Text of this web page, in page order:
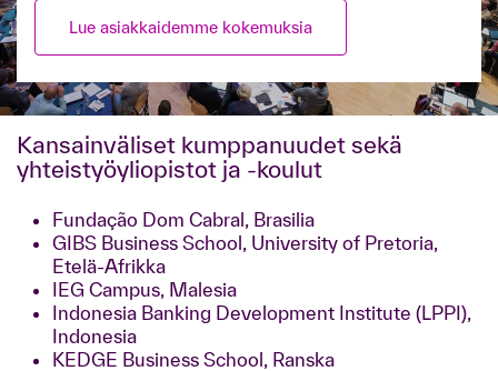
Lue asiakkaidemme kokemuksia
Kansainväliset kumppanuudet sekä
yhteistyöyliopistot ja -koulut
Fundação Dom Cabral, Brasilia
GIBS Business School, University of Pretoria,
Etelä-Afrikka
IEG Campus, Malesia
Indonesia Banking Development Institute (LPPI),
Indonesia
KEDGE Business School, Ranska